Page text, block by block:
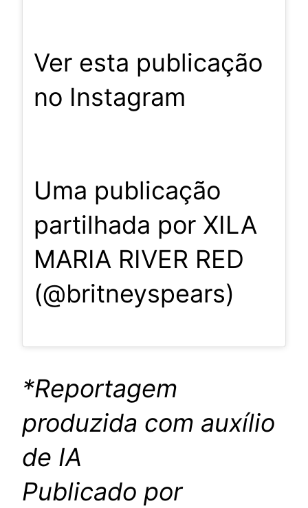
Ver esta publicação
no Instagram
Uma publicação
partilhada por XILA
MARIA RIVER RED
(@britneyspears)
*Reportagem
produzida com auxílio
de IA
Publicado por